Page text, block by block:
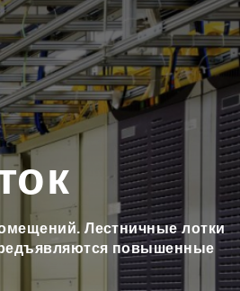
Лестничные лотки
повышенные